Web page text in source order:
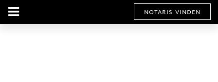
notaris vinden